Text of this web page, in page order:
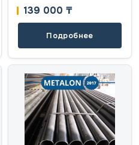
139 000 ₸
Подробнее